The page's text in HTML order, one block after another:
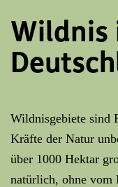
Wildnis
Wildnisgebiete sind
Kräfte der Natur
über 1000 Hektar
natürlich, ohne vom